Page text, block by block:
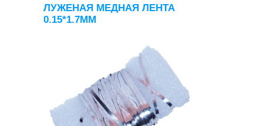
ЛУЖЕНАЯ МЕДНАЯ ЛЕНТА
0.15*1.7ММ